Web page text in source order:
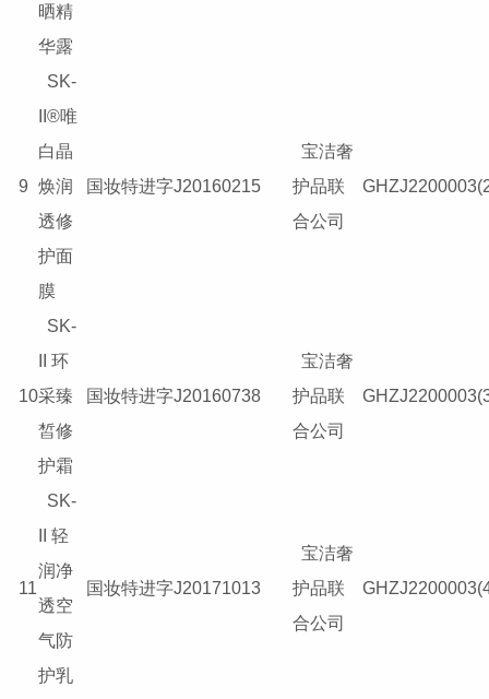
晒精
华露
9
SK-
II®唯
白晶
焕润
透修
护面
膜
国妆特进字J20160215
宝洁奢
护品联
合公司
10
SK-
II 环
采臻
皙修
护霜
国妆特进字J20160738
宝洁奢
护品联
合公司
11
SK-
II 轻
润净
透空
气防
护乳
国妆特进字J20171013
宝洁奢
护品联
合公司